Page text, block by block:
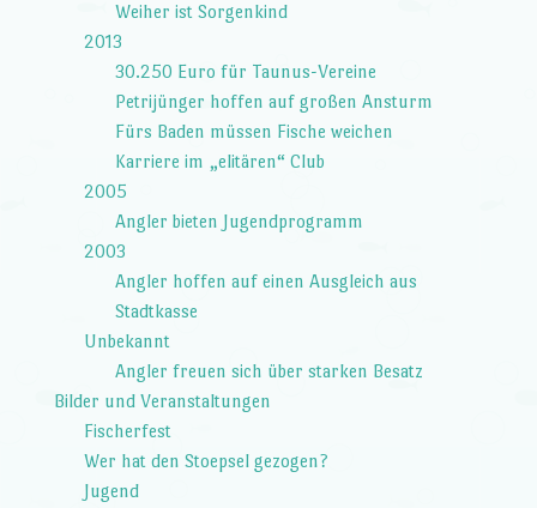
Weiher ist Sorgenkind
2013
30.250 Euro für Taunus-Vereine
Petrijünger hoffen auf großen Ansturm
Fürs Baden müssen Fische weichen
Karriere im „elitären“ Club
2005
Angler bieten Jugendprogramm
2003
Angler hoffen auf einen Ausgleich aus
Stadtkasse
Unbekannt
Angler freuen sich über starken Besatz
Bilder und Veranstaltungen
Fischerfest
Wer hat den Stoepsel gezogen?
Jugend